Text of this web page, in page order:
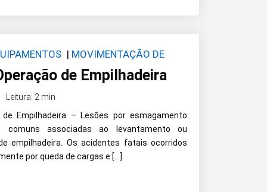
| MOVIMENTAÇÃO DE
DE CARGA E MATERIAIS
de Empilhadeira
Leitura: 2 min
Empilhadeira – Lesões por esmagamento
associadas ao levantamento ou
empilhadeira. Os acidentes fatais ocorridos
por queda de cargas e […]